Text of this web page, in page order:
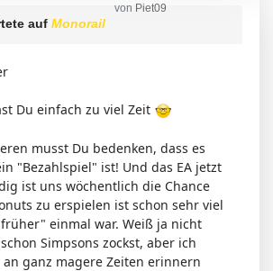
von Piet09
auf Monorail
Du einfach zu viel Zeit
musst Du bedenken, dass es
"Bezahlspiel" ist! Und das EA jetzt
ist uns wöchentlich die Chance
zu erspielen ist schon sehr viel
einmal war. Weiß ja nicht
Simpsons zockst, aber ich
ganz magere Zeiten erinnern